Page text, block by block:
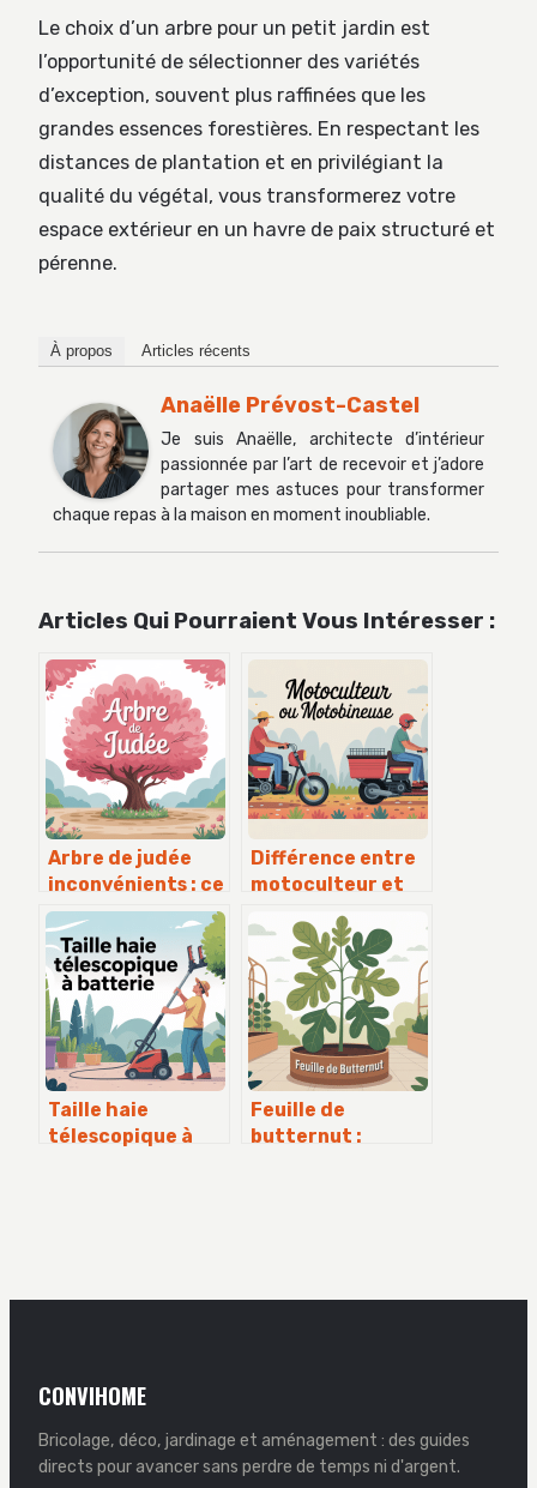
Le choix d’un arbre pour un petit jardin est
l’opportunité de sélectionner des variétés
d’exception, souvent plus raffinées que les
grandes essences forestières. En respectant les
distances de plantation et en privilégiant la
qualité du végétal, vous transformerez votre
espace extérieur en un havre de paix structuré et
pérenne.
À propos Articles récents
Anaëlle Prévost-Castel
Je suis Anaëlle, architecte d’intérieur
passionnée par l’art de recevoir et j’adore
partager mes astuces pour transformer
chaque repas à la maison en moment inoubliable.
Articles Qui Pourraient Vous Intéresser :
Arbre de judée
inconvénients : ce
qu’il faut
vraiment savoir
avant de planter
Différence entre
motoculteur et
motobineuse :
lequel choisir
selon vos besoins ?
Taille haie
télescopique à
Feuille de
butternut :
CONVIHOME
Bricolage, déco, jardinage et aménagement : des guides
directs pour avancer sans perdre de temps ni d'argent.